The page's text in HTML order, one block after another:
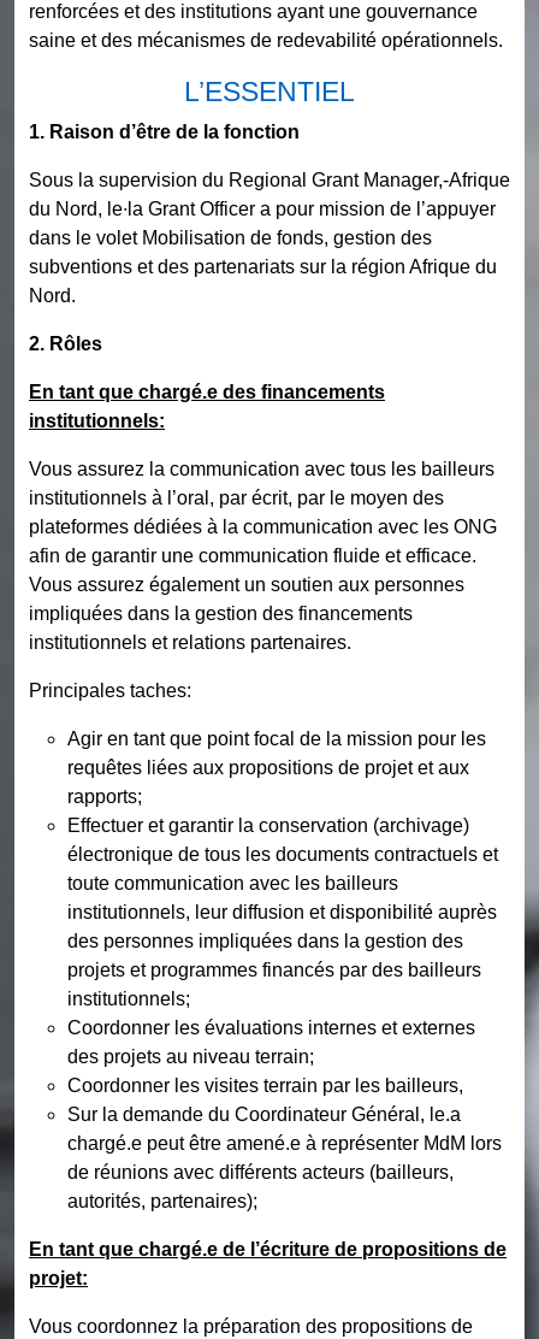
renforcées et des institutions ayant une gouvernance
saine et des mécanismes de redevabilité opérationnels.
L’ESSENTIEL
1. Raison d’être de la fonction
Sous la supervision du Regional Grant Manager,-Afrique
du Nord, le∙la Grant Officer a pour mission de l’appuyer
dans le volet Mobilisation de fonds, gestion des
subventions et des partenariats sur la région Afrique du
Nord.
2. Rôles
En tant que chargé.e des financements
institutionnels:
Vous assurez la communication avec tous les bailleurs
institutionnels à l’oral, par écrit, par le moyen des
plateformes dédiées à la communication avec les ONG
afin de garantir une communication fluide et efficace.
Vous assurez également un soutien aux personnes
impliquées dans la gestion des financements
institutionnels et relations partenaires.
Principales taches:
Agir en tant que point focal de la mission pour les
requêtes liées aux propositions de projet et aux
rapports;
Effectuer et garantir la conservation (archivage)
électronique de tous les documents contractuels et
toute communication avec les bailleurs
institutionnels, leur diffusion et disponibilité auprès
des personnes impliquées dans la gestion des
projets et programmes financés par des bailleurs
institutionnels;
Coordonner les évaluations internes et externes
des projets au niveau terrain;
Coordonner les visites terrain par les bailleurs,
Sur la demande du Coordinateur Général, le.a
chargé.e peut être amené.e à représenter MdM lors
de réunions avec différents acteurs (bailleurs,
autorités, partenaires);
En tant que chargé.e de l’écriture de propositions de
projet:
Vous coordonnez la préparation des propositions de